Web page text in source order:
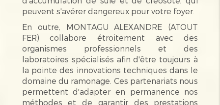
peuvent s'avérer dangereux pour votre foyer.
En outre, MONTAGU ALEXANDRE (ATOUT
FER) collabore étroitement avec des
organismes professionnels et des
laboratoires spécialisés afin d'être toujours à
la pointe des innovations techniques dans le
domaine du ramonage. Ces partenariats nous
permettent d'adapter en permanence nos
méthodes et de garantir des prestations